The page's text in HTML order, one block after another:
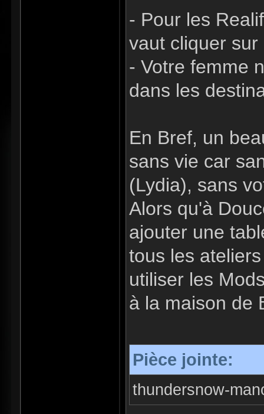
- Pour les
vaut cliquer
- Votre femme
dans les
En Bref, un
sans vie car
(Lydia), sans
Alors qu'à
ajouter une
tous les
utiliser les
à la maison de
Pièce jointe:
thundersnow-